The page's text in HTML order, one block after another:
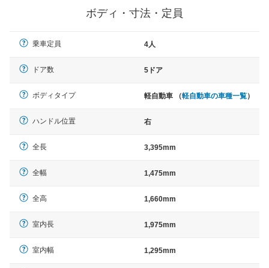
ボディ・寸法・定員
乗車定員 4人
ドア数 5ドア
ボディタイプ 軽自動車 （軽自動車の車種一覧）
ハンドル位置 右
全長 3,395mm
全幅 1,475mm
全高 1,660mm
室内長 1,975mm
室内幅 1,295mm